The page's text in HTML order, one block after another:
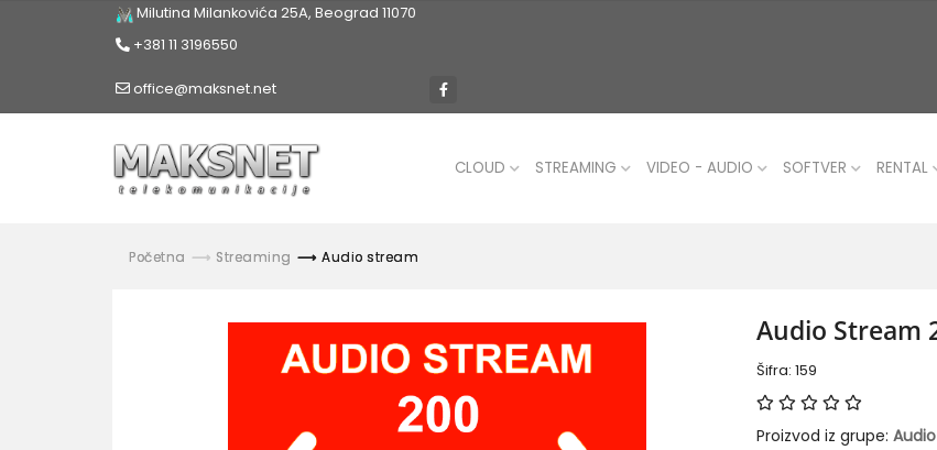
Milutina Milankovića 25A, Beograd 11070
+381 11 3196550
office@maksnet.net
CLOUD STREAMING VIDEO - AUDIO SOFTVER RENTAL
Početna Streaming Audio stream
Audio Stream
Šifra: 159
Proizvod iz grupe: